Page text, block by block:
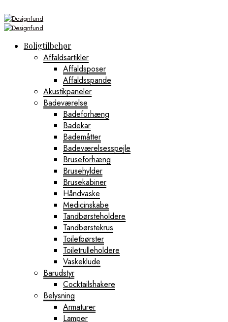
Boligtilbehør
Affaldsartikler
Affaldsposer
Affaldsspande
Akustikpaneler
Badeværelse
Badeforhæng
Badekar
Bademåtter
Badeværelsesspejle
Bruseforhæng
Brusehylder
Brusekabiner
Håndvaske
Medicinskabe
Tandbørsteholdere
Tandbørstekrus
Toiletbørster
Toiletrulleholdere
Vaskeklude
Barudstyr
Cocktailshakere
Belysning
Armaturer
Lamper